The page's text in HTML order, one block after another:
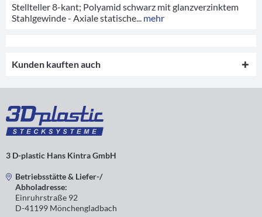
Stellteller 8-kant; Polyamid schwarz mit glanzverzinktem
Stahlgewinde - Axiale statische...
mehr
Kunden kauften auch
3 D-plastic Hans Kintra GmbH
Betriebsstätte & Liefer-/
Abholadresse:
Einruhrstraße 92
D-41199 Mönchengladbach